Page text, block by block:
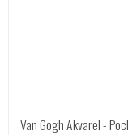
Van Gogh Akvarel -